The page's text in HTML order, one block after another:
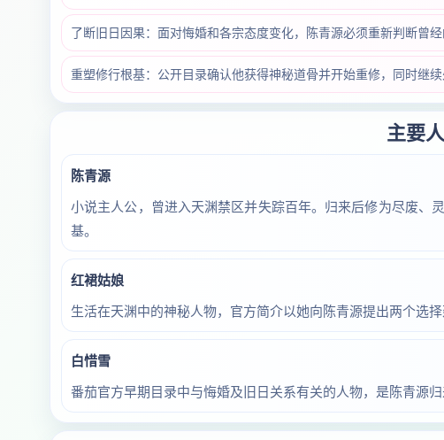
了断旧日因果：面对悔婚和各宗态度变化，陈青源必须重新判断曾经
重塑修行根基：公开目录确认他获得神秘道骨并开始重修，同时继续
主要
陈青源
小说主人公，曾进入天渊禁区并失踪百年。归来后修为尽废、
基。
红裙姑娘
生活在天渊中的神秘人物，官方简介以她向陈青源提出两个选
白惜雪
番茄官方早期目录中与悔婚及旧日关系有关的人物，是陈青源